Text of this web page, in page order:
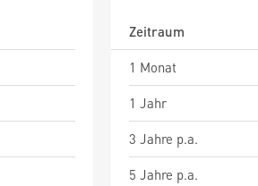
Zeitraum
1 Monat
1 Jahr
3 Jahre p.a.
5 Jahre p.a.